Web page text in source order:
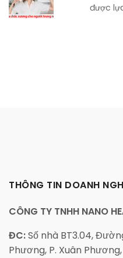
được
THÔNG TIN DOANH
CÔNG TY TNHH NANO
ĐC:Số nhà BT3.04,
Phương, P. Xuân